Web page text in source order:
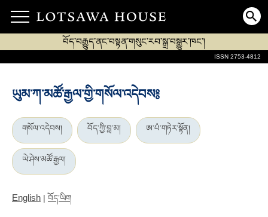
བོད་བརྒྱུད་ནང་བསྟན་གསུང་རབ་སྒྲ་བསྒྱུར་ཁང་།
ISSN 2753-4812
ཡུམ་ཀ་མཚོ་རྒྱལ་གྱི་གསོལ་འདེབས༔
གསོལ་འདེབས། བོད་ཀྱི་བླ་མ། ཨ་པཾ་གཏེར་སྟོན།
ཡེ་ཤེས་མཚོ་རྒྱལ།
English | བོད་ཡིག